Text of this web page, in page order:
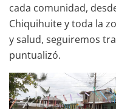
cada comunidad,
Chiquihuite y toda la
y salud, seguiremos
puntualizó.